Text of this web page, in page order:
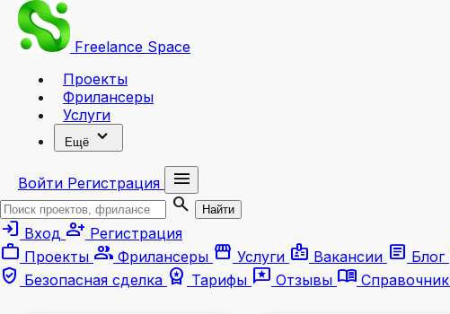
Freelance Space
Проекты
Фрилансеры
Услуги
Ещё expand_more
Войти Регистрация
menu
search
Найти
login Вход person_add Регистрация
work Проекты group Фрилансеры storefront Услуги badge Вакансии article Блог
verified_user Безопасная сделка workspace_premium Тарифы reviews Отзывы menu_book Справочник